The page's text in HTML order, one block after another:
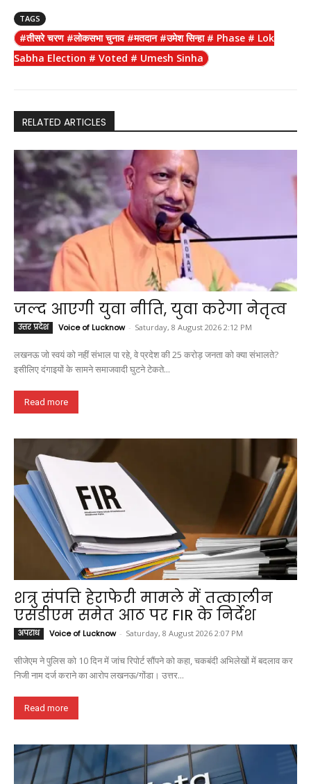
c
e
b
o
t
s
A
e
g
r
n
t
y
L
i
r
e
TAGS
#तीसरे चरण #लोकसभा चुनाव #मतदान #उमेश सिन्हा # Phase # Lok
Sabha Election # Voted # Umesh Sinha
RELATED ARTICLES
जल्द आएगी युवा नीति, युवा करेगा नेतृत्व
उत्तर प्रदेश Voice of Lucknow - Saturday, 8 August 2026 2:12 PM
लखनऊ जो स्वयं को नहीं संभाल पा रहे, वे प्रदेश की 25 करोड़ जनता को क्या संभालते?
इसीलिए दंगाइयों के सामने समाजवादी घुटने टेकते...
Read more
शत्रु संपत्ति हेराफेरी मामले में तत्कालीन
एसडीएम समेत आठ पर FIR के निर्देश
अपराध Voice of Lucknow - Saturday, 8 August 2026 2:07 PM
सीजेएम ने पुलिस को 10 दिन में जांच रिपोर्ट सौंपने को कहा, चकबंदी अभिलेखों में बदलाव कर
निजी नाम दर्ज कराने का आरोप लखनऊ/गोंडा। उत्तर...
Read more